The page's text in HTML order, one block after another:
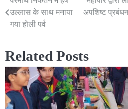
Post
navigation
उल्लास के साथ मनाया
गया होली पर्व
अपशिष्ट
Related Posts